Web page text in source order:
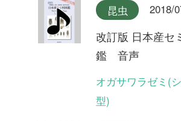
改訂版 日本産セミ科図
鑑 音声
イワサキゼミ(合唱)